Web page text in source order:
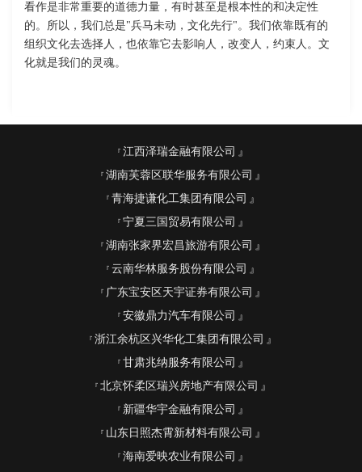
看作是非常重要的道德力量，有时甚至是根本性的和决定性
的。所以，我们总是"兵马未动，文化先行"。我们依靠既有的
组织文化去选择人，也依靠它去影响人，改变人，约束人。文
化就是我们的灵魂。
江西泽瑞金融有限公司
湖南芙蓉区联华服务有限公司
青海捷谦化工集团有限公司
宁夏三国贸易有限公司
湖南张家界宏昌旅游有限公司
云南华林服务股份有限公司
广东宝安区天宇证券有限公司
安徽鼎力汽车有限公司
浙江余杭区兴华化工集团有限公司
甘肃兆纳服务有限公司
北京怀柔区瑞兴房地产有限公司
新疆华宇金融有限公司
山东日照杰霄新材料有限公司
海南爱映农业有限公司